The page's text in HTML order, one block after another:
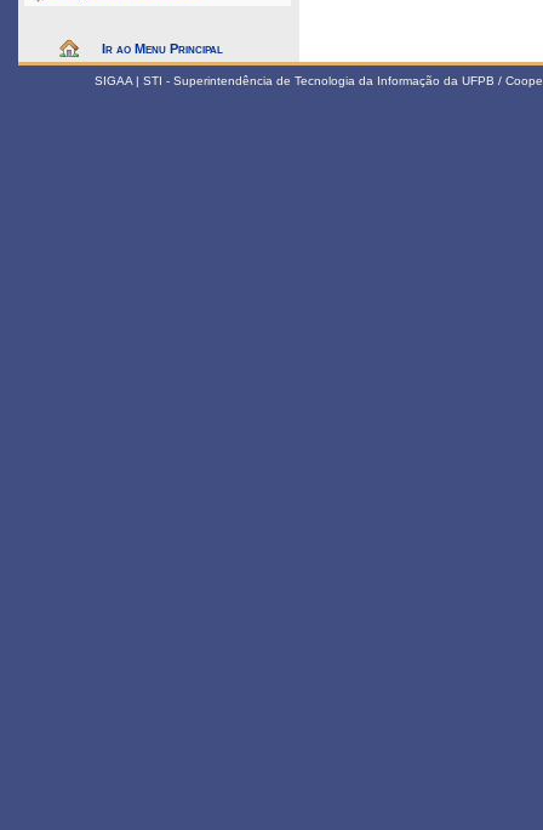
Ir ao Menu Principal
SIGAA | STI - Superintendência de Tecnologia da Informação da UFPB /